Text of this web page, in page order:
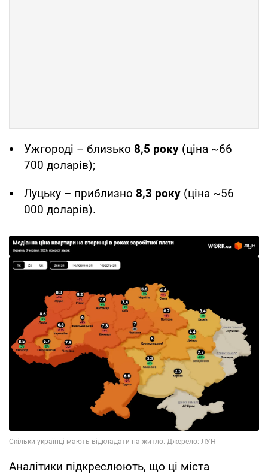
Ужгороді – близько 8,5 року (ціна ~66
700 доларів);
Луцьку – приблизно 8,3 року (ціна ~56
000 доларів).
Аналітики підкреслюють, що ці міста